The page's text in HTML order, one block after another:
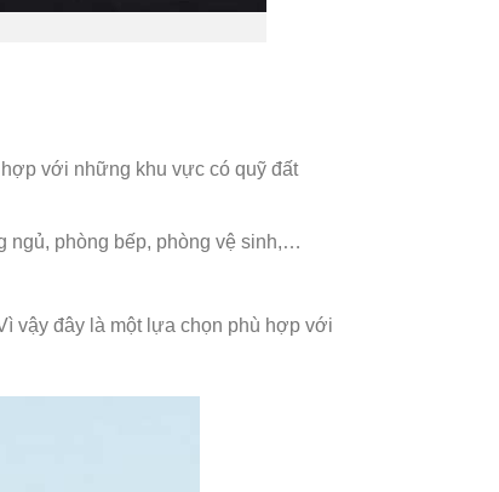
với những khu vực có quỹ đất
ngủ, phòng bếp, phòng vệ sinh,…
vậy đây là một lựa chọn phù hợp với